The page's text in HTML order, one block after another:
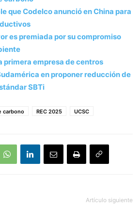
que Codelco anunció en China para
es premiada por su compromiso
primera empresa de centros
en proponer reducción de
SBTi
carbono REC 2025 UCSC
Artículo siguiente